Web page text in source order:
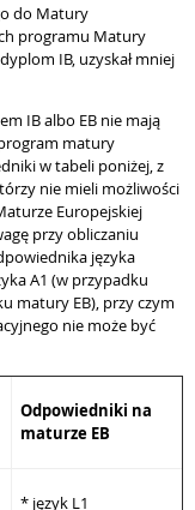
do Matury
programu Matury
IB, uzyskał mniej
IB albo EB nie mają
matury
w tabeli poniżej, z
nie mieli możliwości
Europejskiej
przy obliczaniu
języka
A1 (w przypadku
matury EB), przy czym
nie może być
Odpowiedniki na
maturze EB
* język L1